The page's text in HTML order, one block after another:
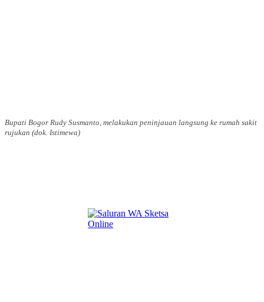
Bupati Bogor Rudy Susmanto, melakukan peninjauan langsung ke rumah sakit
rujukan (dok. Istimewa)